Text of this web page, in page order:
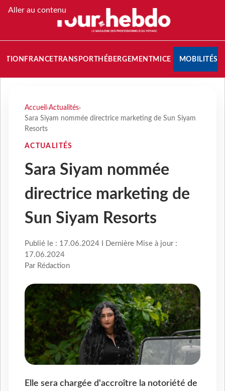
Aller au contenu
FRANCETRANSPORT HÉBERGEMENTMICE MOBILITÉS
Accueil ›Actualités›
Sara Siyam nommée directrice marketing de Sun Siyam
Resorts
ACTUALITÉS
Sara Siyam nommée
directrice marketing de
Sun Siyam Resorts
Publié le : 17.06.2024 I Dernière Mise à jour :
17.06.2024
Par Rédaction
Elle sera chargée d'accroître la notoriété de